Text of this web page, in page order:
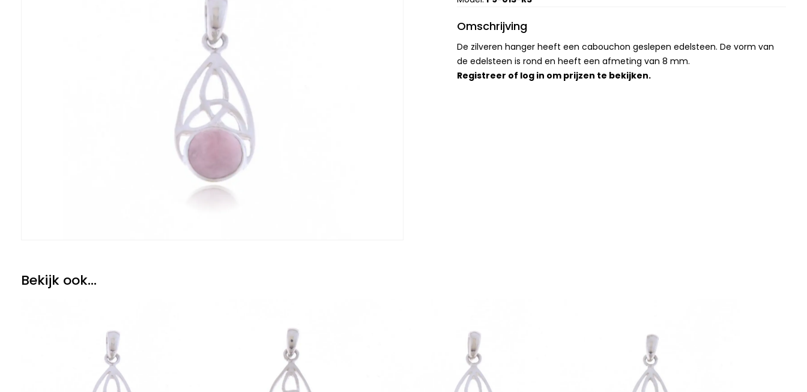
Omschrijving
De zilveren hanger heeft een cabouchon geslepen edelsteen. De vorm van
de edelsteen is rond en heeft een afmeting van 8 mm.
Registreer of log in om prijzen te bekijken.
Bekijk ook...